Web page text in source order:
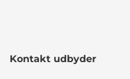
Kontakt udbyder